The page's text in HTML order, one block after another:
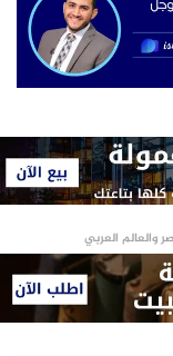
والعالم العربي